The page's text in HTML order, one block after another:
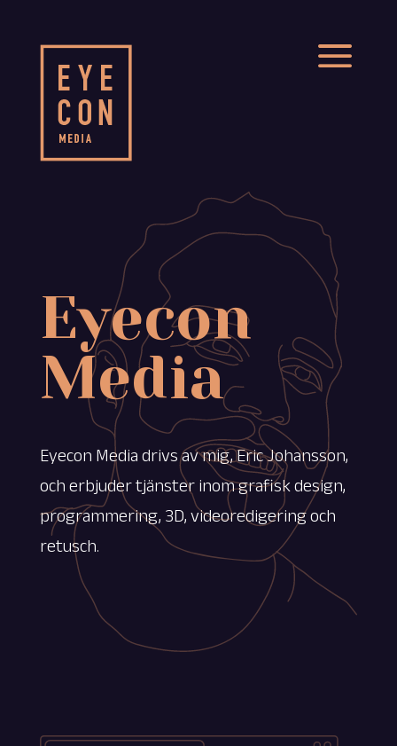
a
Eyecon
Media
Eyecon Media drivs av mig, Eric Johansson,
och erbjuder tjänster inom grafisk design,
programmering, 3D, videoredigering och
retusch.